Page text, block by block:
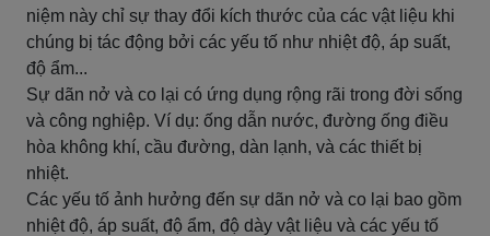
niệm này chỉ sự thay đổi kích thước của các vật liệu khi
chúng bị tác động bởi các yếu tố như nhiệt độ, áp suất,
độ ẩm...
Sự dãn nở và co lại có ứng dụng rộng rãi trong đời sống
và công nghiệp. Ví dụ: ống dẫn nước, đường ống điều
hòa không khí, cầu đường, dàn lạnh, và các thiết bị
nhiệt.
Các yếu tố ảnh hưởng đến sự dãn nở và co lại bao gồm
nhiệt độ, áp suất, độ ẩm, độ dày vật liệu và các yếu tố